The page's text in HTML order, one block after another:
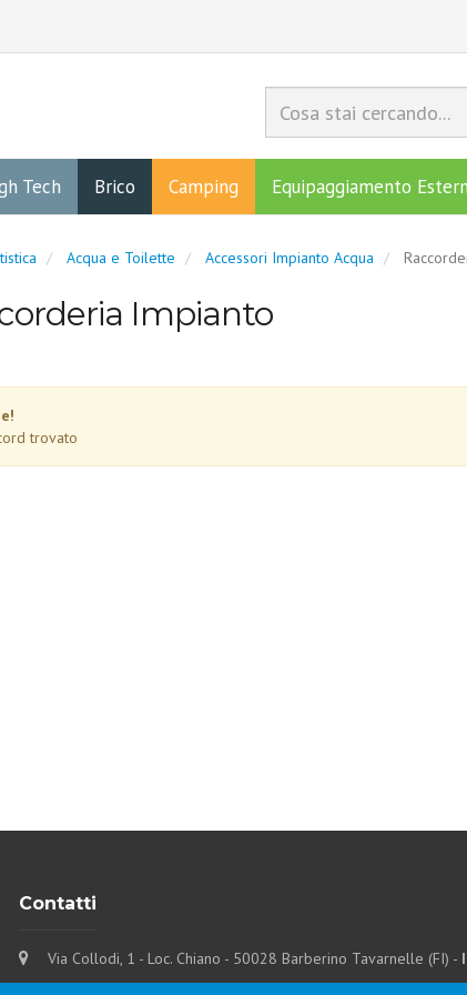
Tech Brico Camping Equipaggiamento
Acqua e Toilette Accessori Impianto Acqua
Impianto
trovato
Contatti
Via Collodi, 1 - Loc. Chiano - 50028 Barberino Tavarnelle (FI) -